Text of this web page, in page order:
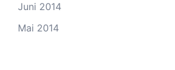
Juni 2014
Mai 2014